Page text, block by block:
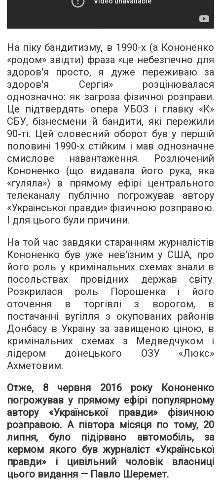
На піку бандитизму, в 1990-х (а Кононенко
«родом» звідти) фраза «це небезпечно для
здоров'я просто, я дуже переживаю за
здоров'я Сергія» розцінювалася
однозначно: як загроза фізичної розправи.
Це підтвердять опера УБОЗ і главку «К»
СБУ, бізнесмени й бандити, які пережили
90-ті. Цей словесний оборот був у першій
половині 1990-х стійким і мав однозначне
смислове навантаження. Розлючений
Кононенко (що видавала його рука, яка
«гуляла») в прямому ефірі центрального
телеканалу публічно погрожував автору
«Української правди» фізичною розправою.
І для цього були причини.
На той час завдяки старанням журналістів
Кононенко був уже нев'їзним у США, про
його роль у кримінальних схемах знали в
посольствах провідних держав світу.
Розкрилася роль Порошенка і його
оточення в торгівлі з ворогом, в
постачанні вугілля з окупованих районів
Донбасу в Україну за завищеною ціною, в
кримінальних схемах з Медведчуком і
лідером донецького ОЗУ «Люкс»
Ахметовим.
Отже, 8 червня 2016 року Кононенко
погрожував у прямому ефірі популярному
автору «Української правди» фізичною
розправою. А півтора місяця по тому, 20
липня, було підірвано автомобіль, за
кермом якого був журналіст «Української
правди» і цивільний чоловік власниці
цього видання — Павло Шеремет.